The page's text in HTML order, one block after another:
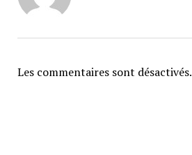
Les commentaires sont désactivés.